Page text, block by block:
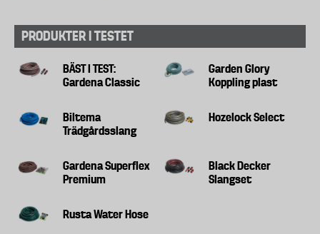
PRODUKTER I TESTET
BÄST I TEST:
Gardena Classic
Garden Glory
Koppling plast
Biltema
Trädgårdsslang
Hozelock Select
Gardena Superflex
Premium
Black Decker
Slangset
Rusta Water Hose